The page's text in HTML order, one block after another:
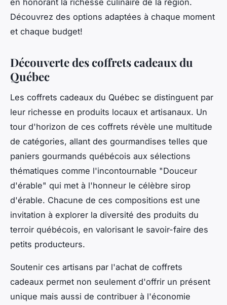
Découvrez des options adaptées à chaque moment
et chaque budget!
Découverte des coffrets cadeaux du
Québec
Les coffrets cadeaux du Québec se distinguent par
leur richesse en produits locaux et artisanaux. Un
tour d'horizon de ces coffrets révèle une multitude
de catégories, allant des gourmandises telles que
paniers gourmands québécois aux sélections
thématiques comme l'incontournable "Douceur
d'érable" qui met à l'honneur le célèbre sirop
d'érable. Chacune de ces compositions est une
invitation à explorer la diversité des produits du
terroir québécois, en valorisant le savoir-faire des
petits producteurs.
Soutenir ces artisans par l'achat de coffrets
cadeaux permet non seulement d'offrir un présent
unique mais aussi de contribuer à l'économie